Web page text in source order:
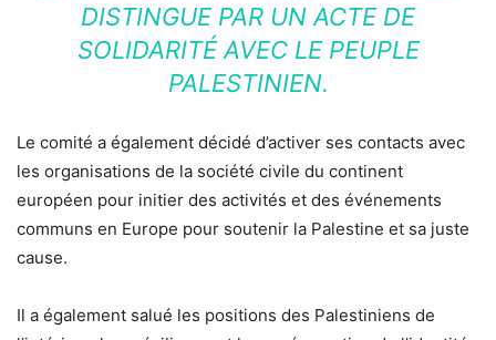
DISTINGUE PAR UN ACTE DE
SOLIDARITÉ AVEC LE PEUPLE
PALESTINIEN.
Le comité a également décidé d’activer ses contacts avec
les organisations de la société civile du continent
européen pour initier des activités et des événements
communs en Europe pour soutenir la Palestine et sa juste
cause.
Il a également salué les positions des Palestiniens de